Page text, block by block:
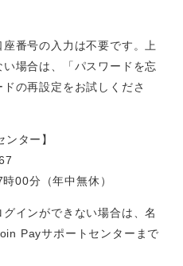
番号の入力は不要です。上
場合は、「パスワードを忘
の再設定をお試しくださ
ター】
00分（年中無休）
インができない場合は、名
Payサポートセンターまで